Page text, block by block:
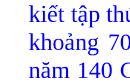
kiết tập
khoảng
năm 140